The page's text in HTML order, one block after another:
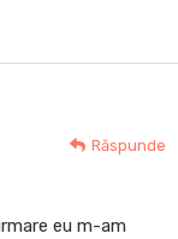
Răspunde
eu m-am